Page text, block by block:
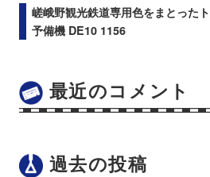
嵯峨野観光鉄道専用色をまとった
予備機 DE10 1156
最近のコメント
過去の投稿